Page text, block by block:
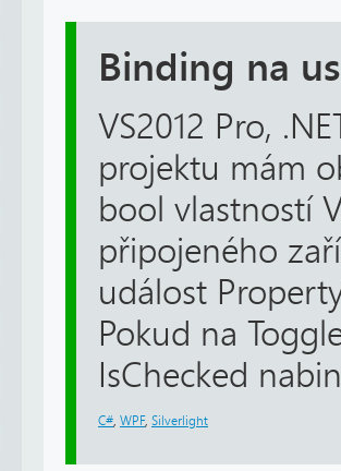
Binding na
VS2012 Pro,
projektu mám
bool vlastností
připojeného
událost
Pokud na
IsChecked
C# WPF, Silverlight